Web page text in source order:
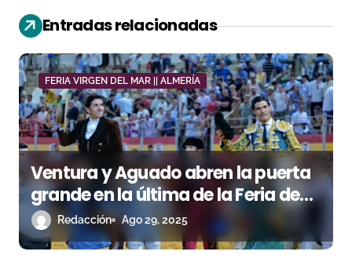
i
ó
n
d
e
e
n
t
Entradas relacionadas
FERIA VIRGEN DEL MAR || ALMERÍA
Ventura y Aguado abren la puerta
grande en la última de la Feria de
Almería
Redacción Ago 29, 2025